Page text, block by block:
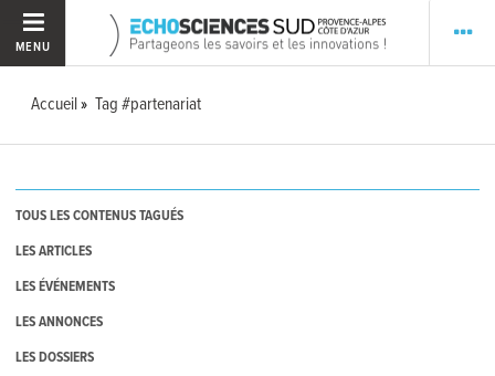
MENU
Accueil Tag #partenariat
TOUS LES CONTENUS TAGUÉS
LES ARTICLES
LES ÉVÉNEMENTS
LES ANNONCES
LES DOSSIERS